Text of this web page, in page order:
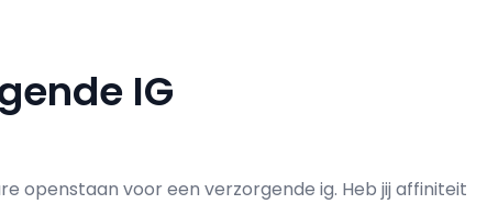
IG
openstaan voor een verzorgende ig. Heb jij affiniteit